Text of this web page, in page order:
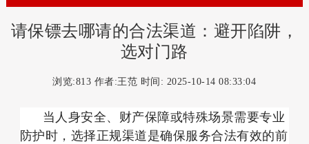
请保镖去哪请的合法渠道：避开陷阱，
选对门路
浏览:813 作者:王范 时间: 2025-10-14 08:33:04
防护时，选择正规渠道是确保服务合法有效的前